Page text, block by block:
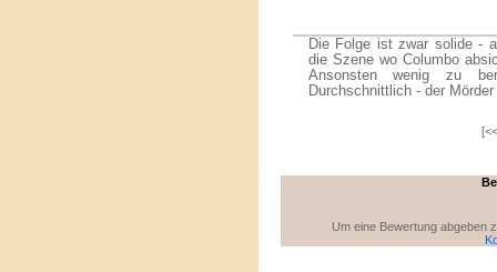
Die Folge ist zwar solide -
die Szene wo Columbo
Ansonsten wenig zu
Durchschnittlich - der
Um eine Bewertung abgeben